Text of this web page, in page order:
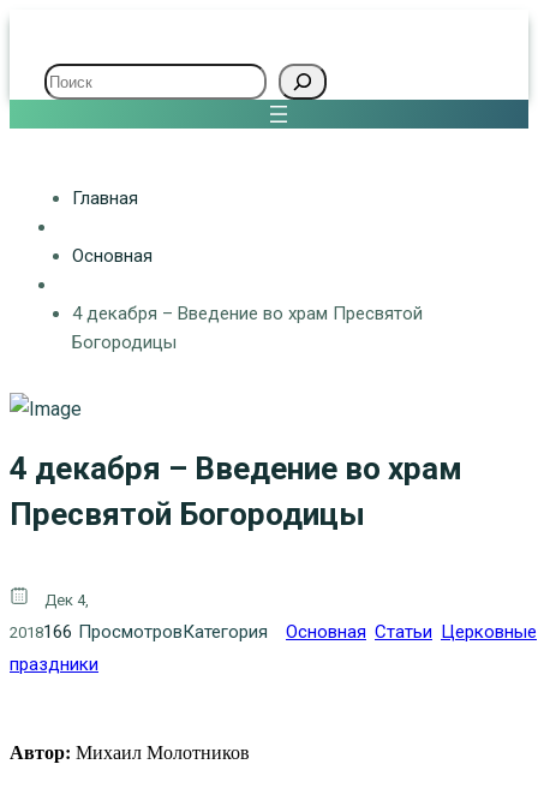
Поиск
Главная
Основная
4 декабря – Введение во храм Пресвятой
Богородицы
4 декабря – Введение во храм
Пресвятой Богородицы
Дек 4,
2018166 ПросмотровКатегория Основная Статьи Церковные
праздники
Автор: Михаил Молотников